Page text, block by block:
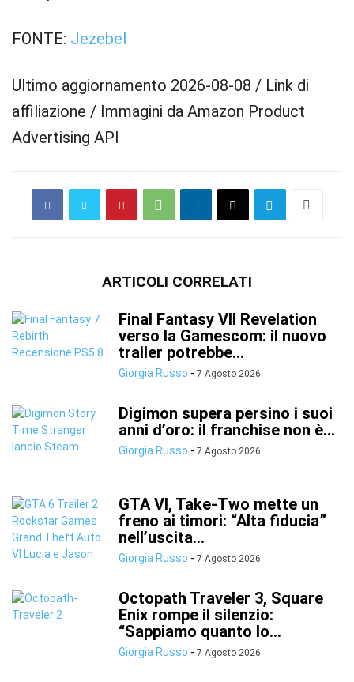
FONTE: Jezebel
Ultimo aggiornamento 2026-08-08 / Link di
affiliazione / Immagini da Amazon Product
Advertising API
ARTICOLI CORRELATI
Final Fantasy VII Revelation
verso la Gamescom: il nuovo
trailer potrebbe...
Giorgia Russo - 7 Agosto 2026
Digimon supera persino i suoi
anni d’oro: il franchise non è...
Giorgia Russo - 7 Agosto 2026
GTA VI, Take-Two mette un
freno ai timori: “Alta fiducia”
nell’uscita...
Giorgia Russo - 7 Agosto 2026
Octopath Traveler 3, Square
Enix rompe il silenzio:
“Sappiamo quanto lo...
Giorgia Russo - 7 Agosto 2026